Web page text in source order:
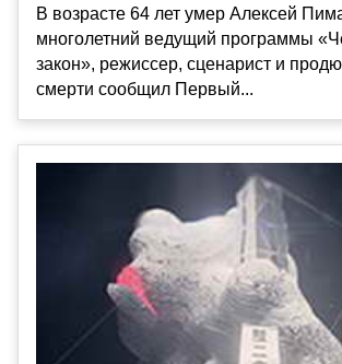
В возрасте 64 лет умер Алексей
многолетний ведущий программы
закон», режиссер, сценарист и
смерти сообщил Первый...